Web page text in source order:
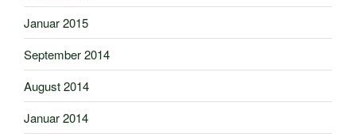
Januar 2015
September 2014
August 2014
Januar 2014